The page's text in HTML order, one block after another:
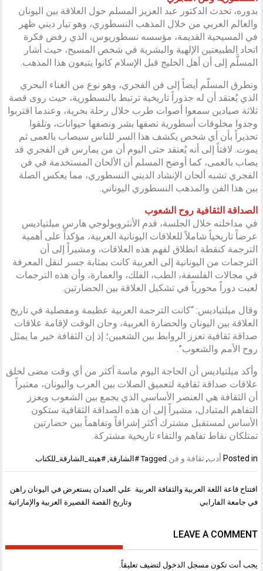
بدوره، تحدث الدكتور عبد العزيز المسلم حول العلاقة بين اليونان
والعالم العربي من خلال المذهب النسطوري، وهو تيار ديني ظهر
في المسيحية القديمة، مؤسسه نسطوريوس، الذي رفض فكرة
اتحاد الطبيعتين الإلهية والبشرية في شخص المسيح، حيث أشار
المسلَّم إلى أن أهل الخليج قبل الإسلام كانوا يتبعون هذا المذهب.
وتطرق المسلّم أيضاً إلى فن الفجري، وهو نوع من الغناء البحري
الذي يُعتقد أن له جذوراً تاريخية ترتبط بالنسطورية، حيث روى قصة
ثلاثة صيادين سمعوا أصوات طرب خلال رحلة بحرية، وعندما اقتربوا
وجدوا مخلوقات أسطورية نصفها بشر ونصفها حيوانات، وتلقوا
تحذيراً بأن أي شخص يكشف هذا السر للناس سيصاب بالعمى ثم
يموت. لافتاً إلى أنه يُعتقد حتى اليوم أن من يمارس فن الفجري قد
يصاب بالعمى، كما أوضح المسلم أن الألحان المستخدمة في فن
الفجري تشبه ألحان الإنشاد الديني النسطوري، مما يعكس الصلة
بين هذا الفن والمذهب النسطوري اليوناني.
الصداقة الثقافية روح الشعوب
في مداخلته خلال الجلسة، قدم الأنثروبولوجي هارس ميلتياديس
عرضاً تاريخياً شاملاً للعلاقات اليونانية العربية، مؤكداً على أهمية
الترجمة كنقطة انطلاق لفهم هذه العلاقات، ومشيراً إلى أن
الترجمات من اليونانية إلى العربية كانت بمثابة جسر لنقل المعرفة
في مجالات الفلسفة، الطب، الفلك، والعمارة، وأن هذه الترجمات
لعبت دوراً محورياً في تشكيل العلاقة بين الحضارتين.
وقال ميلتياديس: “كانت الترجمة العربية عظيمة ومفصلية في تاريخ
العلاقة بين اليونان والحضارة العربية، وحان الوقت لإقامة علاقات
صداقة ثقافية تعزز الروابط بين الشعبين؛ إذ إن الثقافة خير ما يمثل
روح الأمم والشعوب”.
وأكد ميلتياديس أن الحاجة اليوم ماسة أكثر من أي وقت مضى لخلق
علاقات صداقة ثقافية لتعميق الصلات بين العرب واليونان، معتبراً
أن الثقافة هي العنصر الأساسي الذي يجمع بين الشعوب ويعزز
التفاهم المتبادل، مشيراً إلى أن هذه الصداقة الثقافية ستكون
الأساس لمستقبل مشترك أكثر إشراقاً وتفاهماً بين حضارتين
تمتلكان نقاط تفاهم والتقاء تاريخية مشتركة.
Posted in أدب,ثقافة و فن Tagged #الشارقة ,#هيئة_الشارقة_للكتاب
تصفّح
المقالات
علي العبدان يستعرض في اليونان راهن
وتاريخ القصة القصيرة العربية والإماراتية
افتتاح قاعة اللغة العربية والثقافة العربية
في جامعة الفارابي
LEAVE A COMMENT
يجب أنت تكون مسجل الدخول لتضيف تعليقاً.